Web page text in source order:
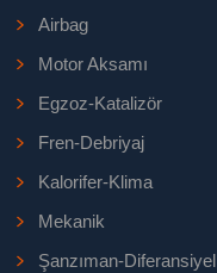
Airbag
Motor Aksamı
Egzoz-Katalizör
Fren-Debriyaj
Kalorifer-Klima
Mekanik
Şanzıman-Diferansiyel